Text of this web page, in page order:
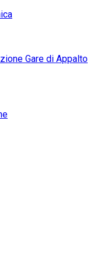
Gare di Appalto